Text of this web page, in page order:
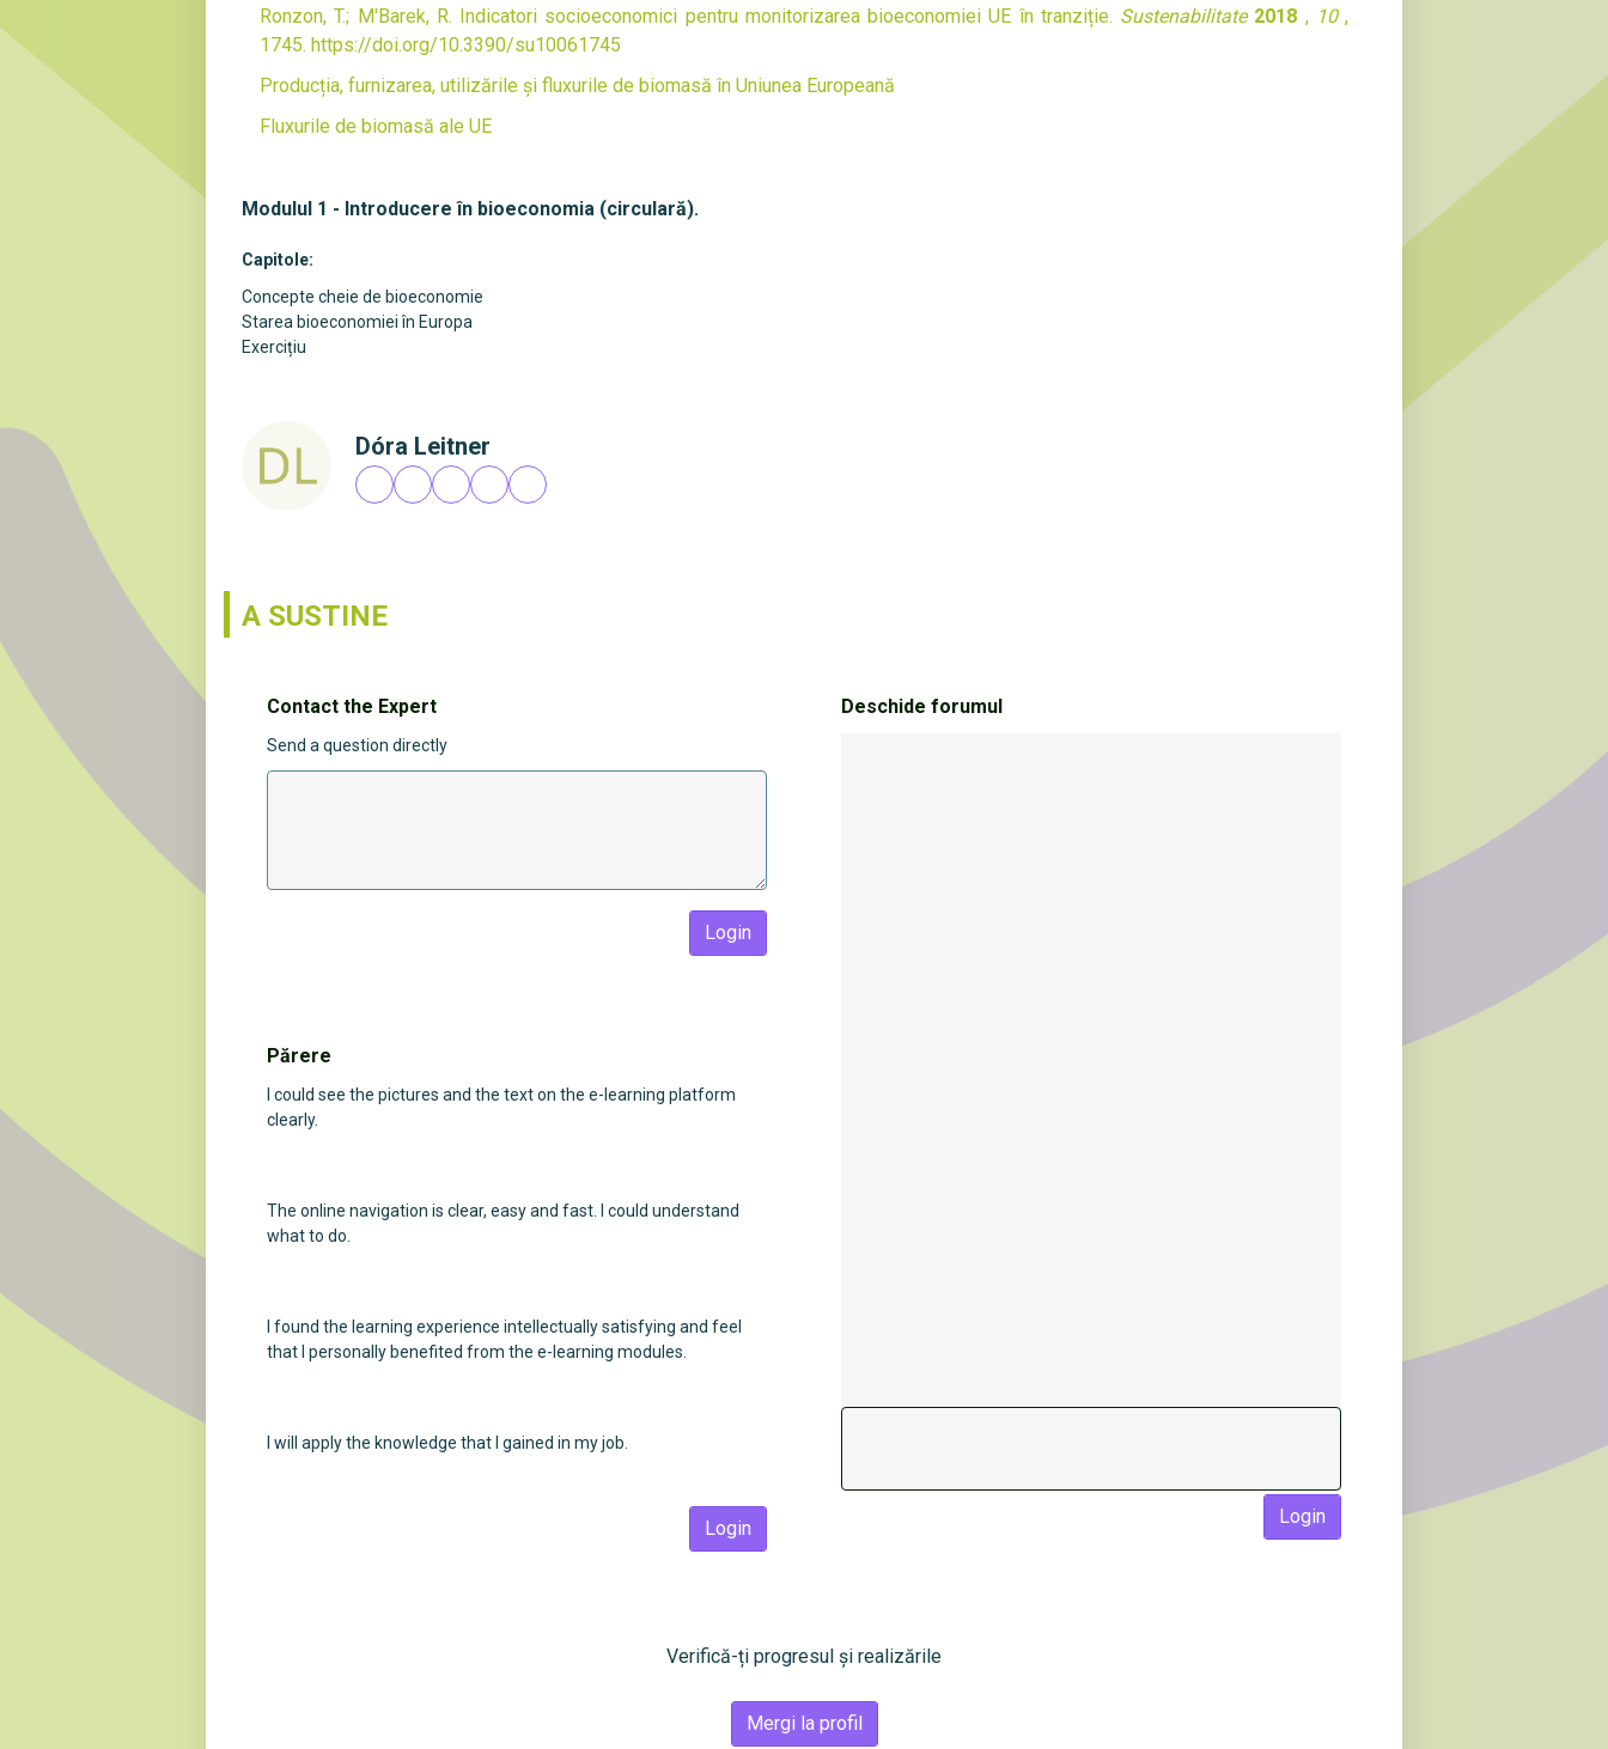
Modulul 1 - Introducere în bioeconomia (circulară).
Capitole:
Concepte cheie de bioeconomie
Starea bioeconomiei în Europa
Exercițiu
Dóra Leitner
Ronzon, T.; M'Barek, R. Indicatori socioeconomici pentru monitorizarea bioeconomiei UE în tranziție. Sustenabilitate 2018 , 10,
1745. https://doi.org/10.3390/su10061745
Producția, furnizarea, utilizările și fluxurile de biomasă în Uniunea Europeană
Fluxurile de biomasă ale UE
A SUSTINE
Contact the Expert
Send a question directly
Login
Părere
I could see the pictures and the text on the e-learning platform
clearly.
The online navigation is clear, easy and fast. I could understand
what to do.
I found the learning experience intellectually satisfying and feel
that I personally benefited from the e-learning modules.
I will apply the knowledge that I gained in my job.
Login
Deschide forumul
Login
Verifică-ți progresul și realizările
Mergi la profil